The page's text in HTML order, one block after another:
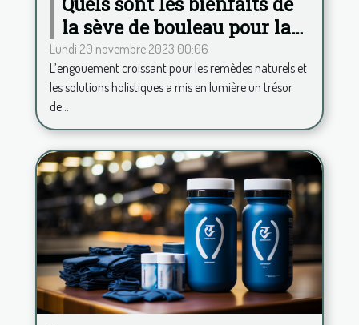
la sève de bouleau pour la
santé ?
Lundi 20 novembre 2023 00:06
L’engouement croissant pour les remèdes naturels et
les solutions holistiques a mis en lumière un trésor
de...